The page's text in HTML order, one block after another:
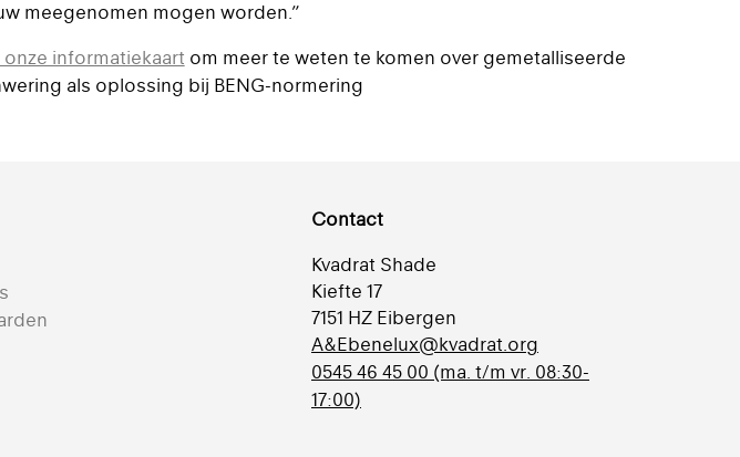
meegenomen mogen worden.”
informatiekaart om meer te weten te komen over gemetalliseerde
als oplossing bij BENG-normering
Contact
Kvadrat Shade
Kiefte 17
7151 HZ Eibergen
A&Ebenelux@kvadrat.org
0545 46 45 00 (ma. t/m vr. 08:30-
17:00)